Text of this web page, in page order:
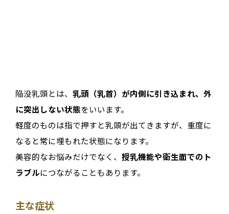
陥没乳頭とは、 乳頭（乳首）が内側に引き込まれ、外
に突出しない状態をいいます。
軽度のものは指で押すと乳頭が出てきますが、重度に
なると常に埋もれた状態になります。
美容的なお悩みだけでなく、 授乳機能や衛生面でのト
ラブルにつながることもあります。
主な症状